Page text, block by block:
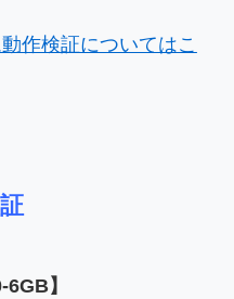
作検証についてはこ
】